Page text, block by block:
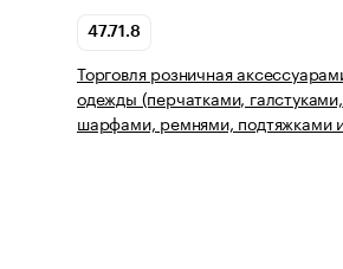
47.71.8
Торговля розничная
одежды (перчатками, галстуками,
шарфами, ремнями, подтяжками